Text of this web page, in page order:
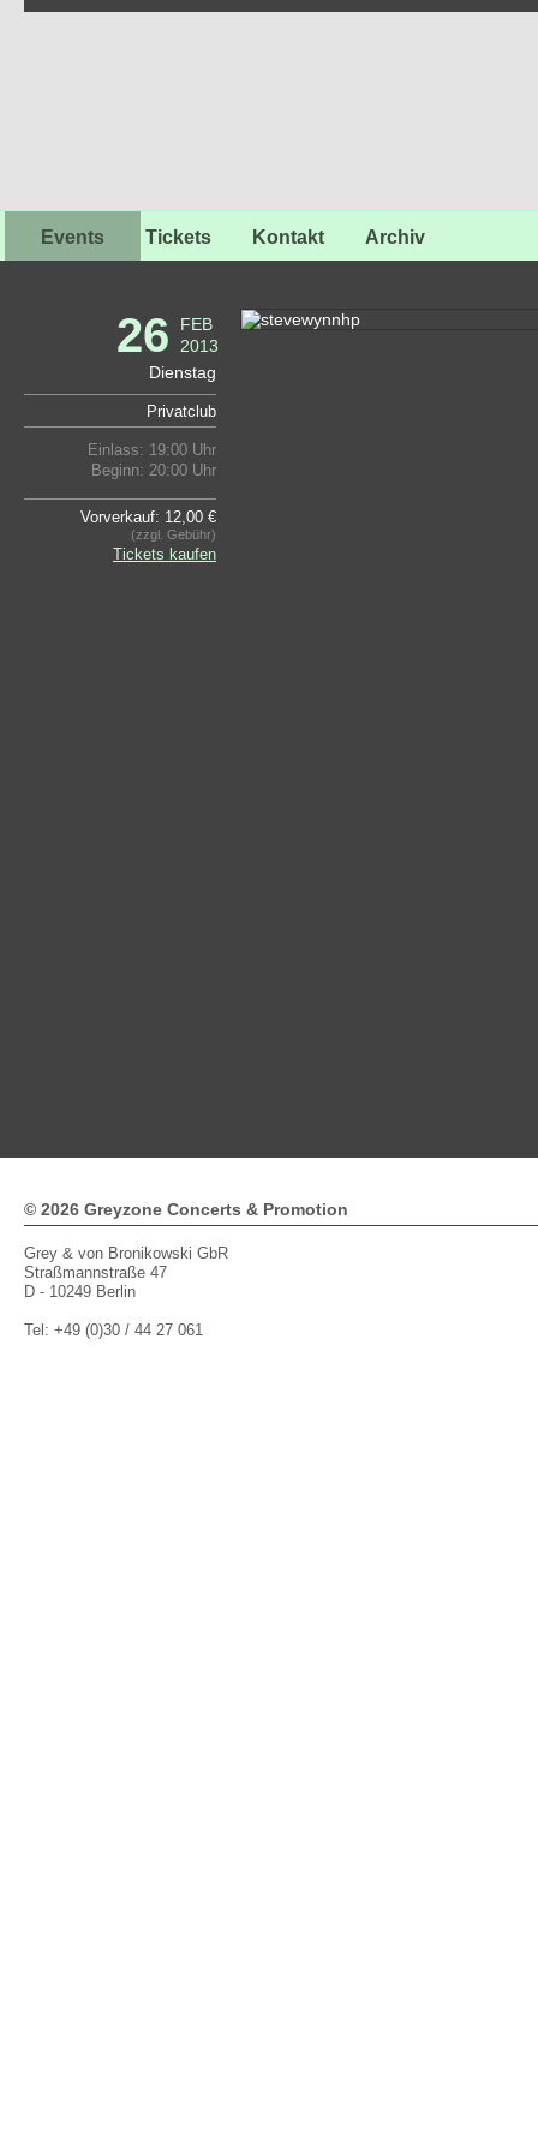
Events Tickets Kontakt Archiv
26
FEB
2013
Dienstag
Privatclub
Einlass: 19:00 Uhr
Beginn: 20:00 Uhr
Vorverkauf: 12,00 €
(zzgl. Gebühr)
Tickets kaufen
© 2026 Greyzone Concerts & Promotion
Grey & von Bronikowski GbR
Straßmannstraße 47
D - 10249 Berlin
Tel: +49 (0)30 / 44 27 061